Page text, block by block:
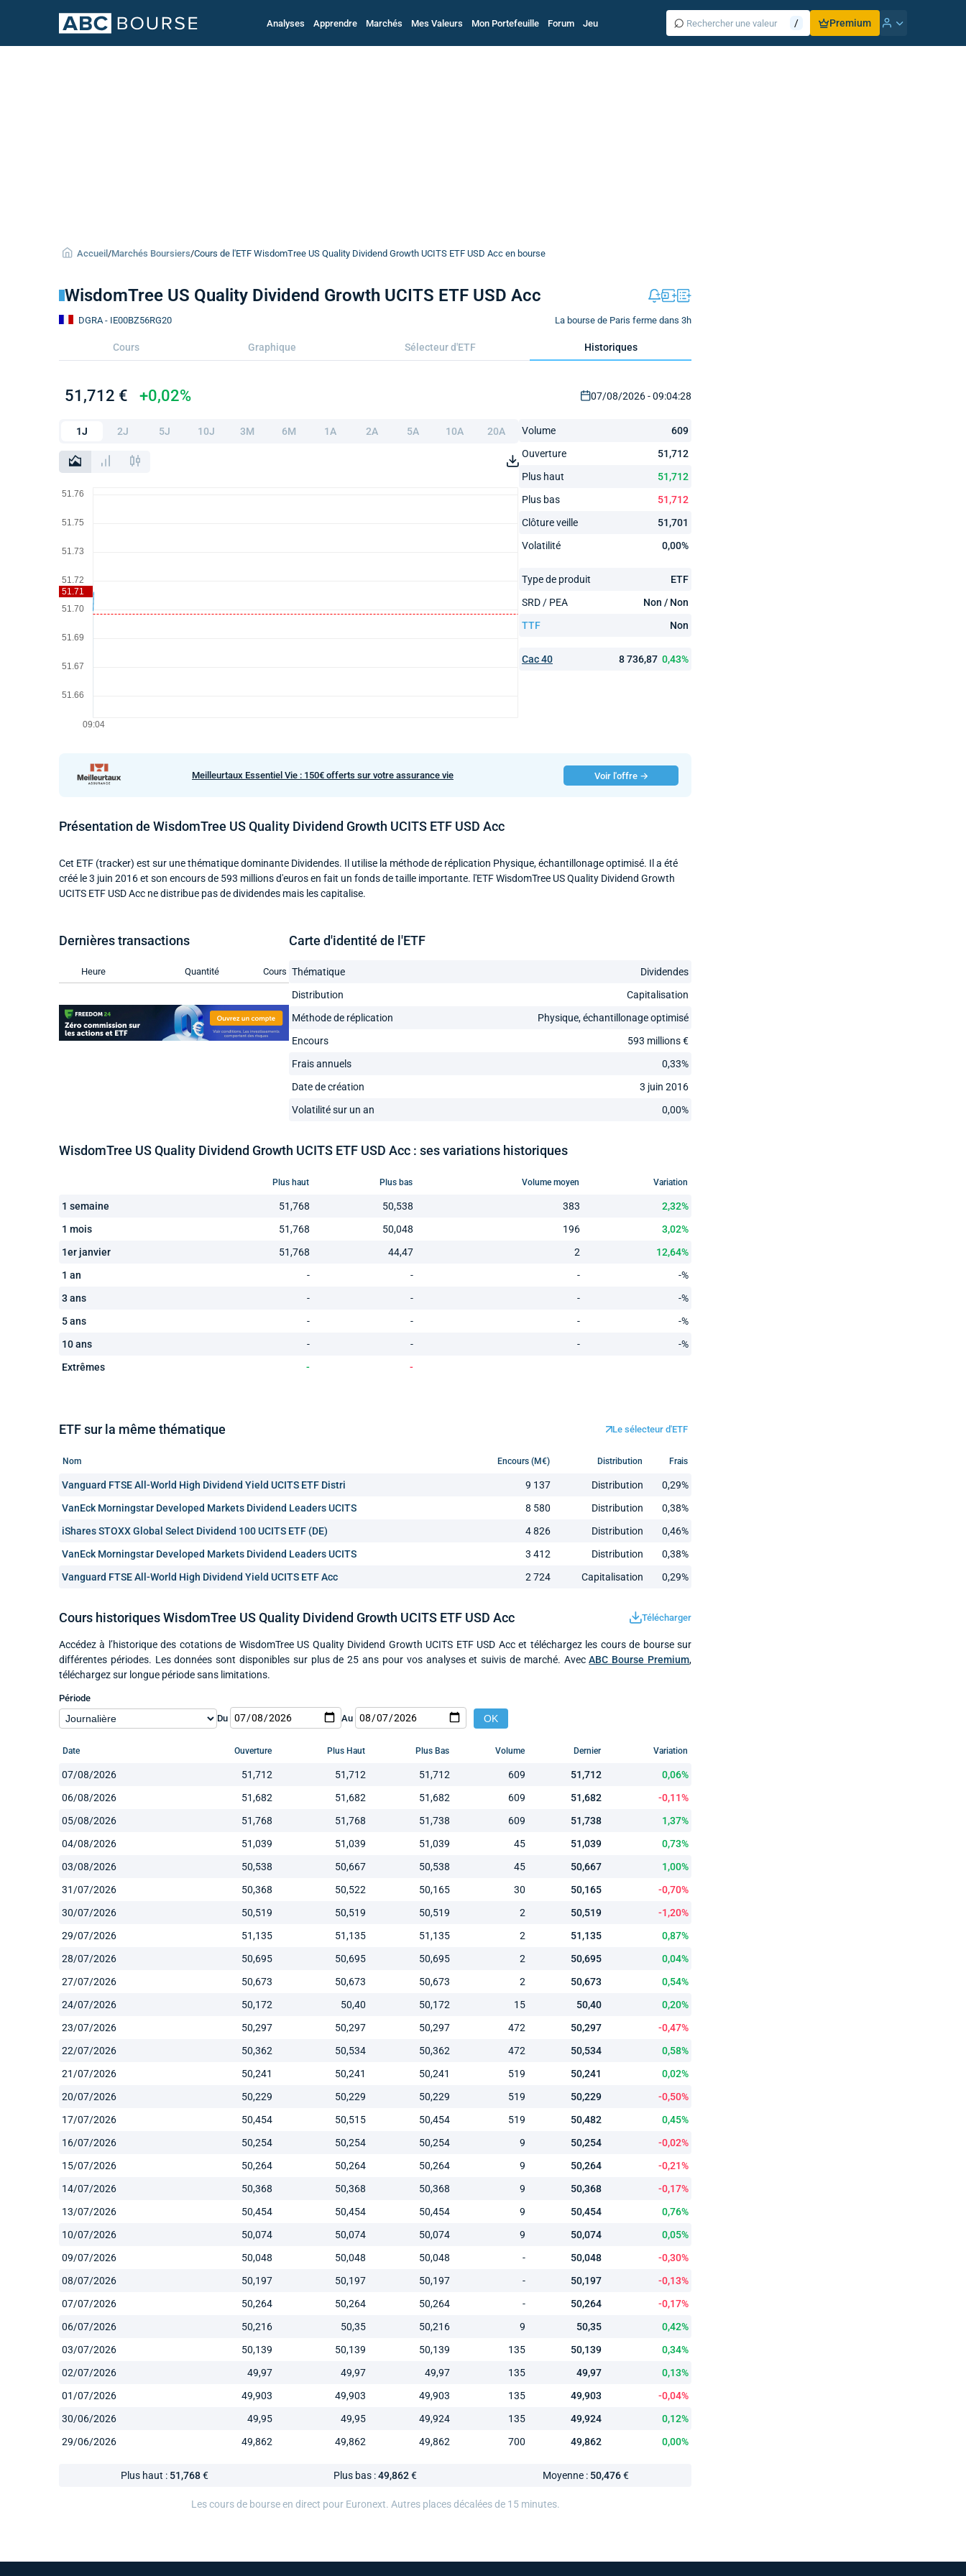
Analyses Apprendre Marchés Mes Valeurs Mon Portefeuille Forum Jeu ⌕ / Premium
Accueil /Marchés Boursiers/Cours de l'ETF WisdomTree US Quality Dividend Growth UCITS ETF USD Acc en bourse
WisdomTree US Quality Dividend Growth UCITS ETF USD Acc
La bourse de Paris ferme dans 3h
DGRA- IE00BZ56RG20
Cours Graphique Sélecteur d'ETF Historiques
51,712 € +0,02% 07/08/2026 - 09:04:28
1J 2J 5J 10J 3M 6M 1A 2A 5A 10A 20A Volume
609
Ouverture
51,712
Plus haut
51,712
Plus bas
51,712
Clôture veille
51,701
Volatilité
0,00%
Type de produit
ETF
SRD / PEA
Non / Non
TTF
Non
Cac 40 8 736,87 0,43%
Meilleurtaux Essentiel Vie : 150€ offerts sur votre assurance vie Voir l'offre →
Présentation de WisdomTree US Quality Dividend Growth UCITS ETF USD Acc
Cet ETF (tracker) est sur une thématique dominante Dividendes. Il utilise la méthode de réplication Physique, échantillonage optimisé. Il a été
créé le 3 juin 2016 et son encours de 593 millions d'euros en fait un fonds de taille importante. l'ETF WisdomTree US Quality Dividend Growth
UCITS ETF USD Acc ne distribue pas de dividendes mais les capitalise.
Dernières transactions
Heure Quantité Cours
Carte d'identité de l'ETF
Thématique
Dividendes
Distribution
Capitalisation
Méthode de réplication
Physique, échantillonage optimisé
Encours
593 millions €
Frais annuels
0,33%
Date de création
3 juin 2016
Volatilité sur un an
0,00%
WisdomTree US Quality Dividend Growth UCITS ETF USD Acc : ses variations historiques
Plus haut Plus bas Volume moyen Variation
1 semaine 51,768 50,538 383
2,32%
1 mois
51,768 50,048 196
3,02%
1er janvier
51,768 44,47 2
12,64%
1 an
- - -
-%
3 ans
- - -
-%
5 ans
- - -
-%
10 ans
- - -
-%
Extrêmes
- -
ETF sur la même thématique Le sélecteur d'ETF
Nom Encours (M€) Distribution Frais
Vanguard FTSE All-World High Dividend Yield UCITS ETF Distri 9 137 Distribution
0,29%
VanEck Morningstar Developed Markets Dividend Leaders UCITS
8 580 Distribution
0,38%
iShares STOXX Global Select Dividend 100 UCITS ETF (DE)
4 826 Distribution
0,46%
VanEck Morningstar Developed Markets Dividend Leaders UCITS
3 412 Distribution
0,38%
Vanguard FTSE All-World High Dividend Yield UCITS ETF Acc
2 724 Capitalisation 0,29%
Cours historiques WisdomTree US Quality Dividend Growth UCITS ETF USD Acc Télécharger
Accédez à l’historique des cotations de WisdomTree US Quality Dividend Growth UCITS ETF USD Acc et téléchargez les cours de bourse sur
différentes périodes. Les données sont disponibles sur plus de 25 ans pour vos analyses et suivis de marché. AvecABC Bourse Premium,
téléchargez sur longue période sans limitations.
Période
Du
Au
Date Ouverture Plus Haut Plus Bas Volume Dernier Variation
07/08/2026 51,712 51,712 51,712 609 51,712
0,06%
06/08/2026
51,682 51,682 51,682 609 51,682
-0,11%
05/08/2026
51,768 51,768 51,738 609 51,738
1,37%
04/08/2026
51,039 51,039 51,039 45 51,039
0,73%
03/08/2026
50,538 50,667 50,538 45 50,667
1,00%
31/07/2026
50,368 50,522 50,165 30 50,165
-0,70%
30/07/2026
50,519 50,519 50,519 2 50,519
-1,20%
29/07/2026
51,135 51,135 51,135 2 51,135
0,87%
28/07/2026
50,695 50,695 50,695 2 50,695
0,04%
27/07/2026
50,673 50,673 50,673 2 50,673
0,54%
24/07/2026
50,172 50,40 50,172 15 50,40
0,20%
23/07/2026
50,297 50,297 50,297 472 50,297
-0,47%
22/07/2026
50,362 50,534 50,362 472 50,534
0,58%
21/07/2026
50,241 50,241 50,241 519 50,241
0,02%
20/07/2026
50,229 50,229 50,229 519 50,229
-0,50%
17/07/2026
50,454 50,515 50,454 519 50,482
0,45%
16/07/2026
50,254 50,254 50,254 9 50,254
-0,02%
15/07/2026
50,264 50,264 50,264 9 50,264
-0,21%
14/07/2026
50,368 50,368 50,368 9 50,368
-0,17%
13/07/2026
50,454 50,454 50,454 9 50,454
0,76%
10/07/2026
50,074 50,074 50,074 9 50,074
0,05%
09/07/2026
50,048 50,048 50,048 - 50,048
-0,30%
08/07/2026
50,197 50,197 50,197 - 50,197
-0,13%
07/07/2026
50,264 50,264 50,264 - 50,264
-0,17%
06/07/2026
50,216 50,35 50,216 9 50,35
0,42%
03/07/2026
50,139 50,139 50,139 135 50,139
0,34%
02/07/2026
49,97 49,97 49,97 135 49,97
0,13%
01/07/2026
49,903 49,903 49,903 135 49,903
-0,04%
30/06/2026
49,95 49,95 49,924 135 49,924
0,12%
29/06/2026
49,862 49,862 49,862 700 49,862 0,00%
Plus haut : 51,768€ Plus bas :49,862€ Moyenne : 50,476€
Les cours de bourse en direct pour Euronext. Autres places décalées de 15 minutes.